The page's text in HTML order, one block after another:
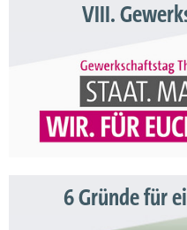
VIII.
6 Gründe für